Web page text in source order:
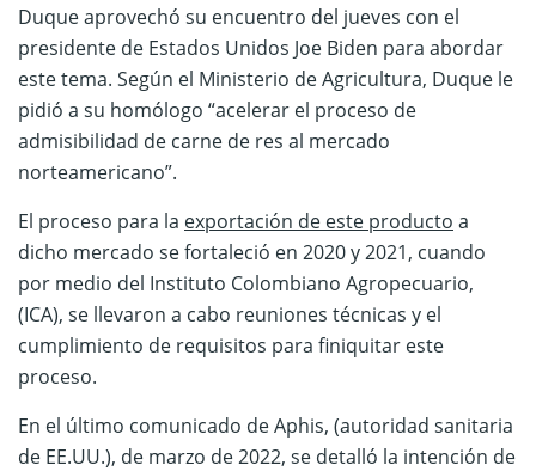
Duque aprovechó su encuentro del jueves con el
presidente de Estados Unidos Joe Biden para abordar
este tema. Según el Ministerio de Agricultura, Duque le
pidió a su homólogo “acelerar el proceso de
admisibilidad de carne de res al mercado
norteamericano”.
El proceso para la exportación de este producto a
dicho mercado se fortaleció en 2020 y 2021, cuando
por medio del Instituto Colombiano Agropecuario,
(ICA), se llevaron a cabo reuniones técnicas y el
cumplimiento de requisitos para finiquitar este
proceso.
En el último comunicado de Aphis, (autoridad sanitaria
de EE.UU.), de marzo de 2022, se detalló la intención de